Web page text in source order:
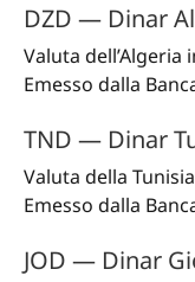
Valuta
Emesso dalla
Valuta della
Emesso dalla